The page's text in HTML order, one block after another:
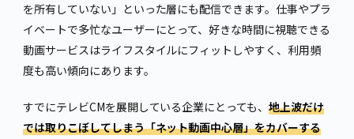
を所有していない」といった層にも配信できます。仕事やプラ
イベートで多忙なユーザーにとって、好きな時間に視聴できる
動画サービスはライフスタイルにフィットしやすく、利用頻
度も高い傾向にあります。
すでにテレビCMを展開している企業にとっても、地上波だけ
では取りこぼしてしまう「ネット動画中心層」をカバーする